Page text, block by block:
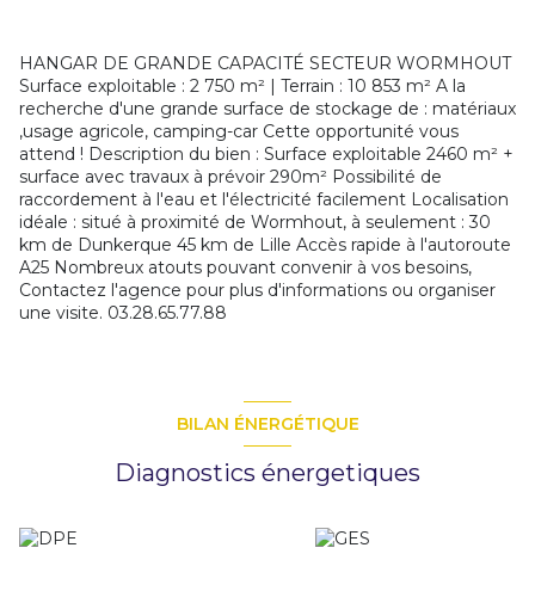
HANGAR DE GRANDE CAPACITÉ SECTEUR WORMHOUT
Surface exploitable : 2 750 m² | Terrain : 10 853 m² A la
recherche d'une grande surface de stockage de : matériaux
,usage agricole, camping-car Cette opportunité vous
attend ! Description du bien : Surface exploitable 2460 m² +
surface avec travaux à prévoir 290m² Possibilité de
raccordement à l'eau et l'électricité facilement Localisation
idéale : situé à proximité de Wormhout, à seulement : 30
km de Dunkerque 45 km de Lille Accès rapide à l'autoroute
A25 Nombreux atouts pouvant convenir à vos besoins,
Contactez l'agence pour plus d'informations ou organiser
une visite. 03.28.65.77.88
BILAN ÉNERGÉTIQUE
Diagnostics énergetiques